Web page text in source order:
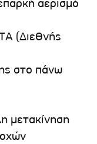
αερισμό
(Διεθνής
στο πάνω
μετακίνηση